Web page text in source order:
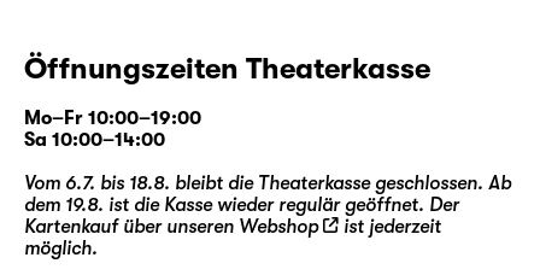
Öffnungszeiten Theaterkasse
Mo–Fr 10:00–19:00
Sa 10:00–14:00
Vom 6.7. bis 18.8. bleibt die Theaterkasse geschlossen. Ab
dem 19.8. ist die Kasse wieder regulär geöffnet. Der
Kartenkauf über unseren Webshop
ist jederzeit
möglich.